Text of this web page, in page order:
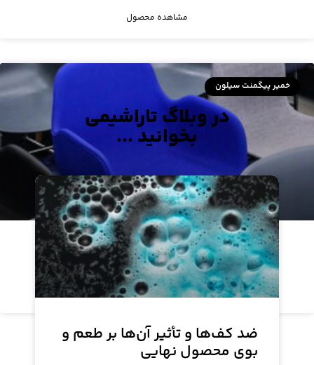
مشاهده محصول
خمیر پیگمنت سیلون
مستربچ مایع آبی ۴۱۵۳
مشاهده محصول
در وبلاگ تاراشیمی
بخوانید ...
ضد کف‌ها و تأثیر آن‌ها بر طعم و
بوی محصول نهایی